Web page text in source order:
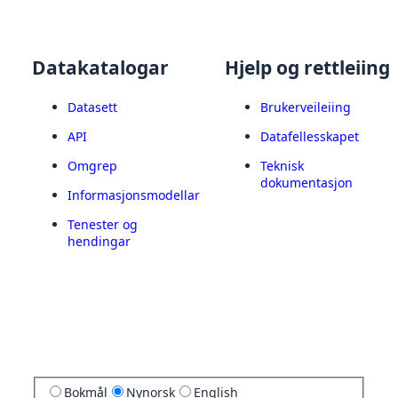
Datakatalogar
Datasett
API
Omgrep
Informasjonsmodellar
Tenester og
hendingar
Hjelp og rettleiing
Brukerveileiing
Datafellesskapet
Teknisk
dokumentasjon
Bokmål Nynorsk English